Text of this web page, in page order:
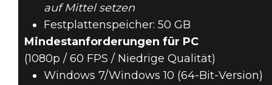
auf Mittel setzen
Festplattenspeicher: 50 GB
Mindestanforderungen für PC
(1080p / 60 FPS / Niedrige Qualität)
Windows 7/Windows 10 (64-Bit-Version)